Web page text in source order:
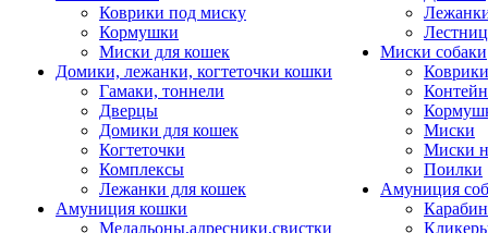
Коврики под миску
Кормушки
Миски для кошек
Домики, лежанки, когтеточки кошки
Гамаки, тоннели
Дверцы
Домики для кошек
Когтеточки
Комплексы
Лежанки для кошек
Амуниция кошки
Медальоны,адресники,свистки
Миски собаки
Миски
Миски
Поилки
Амуниция